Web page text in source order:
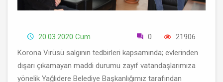
20.03.2020 Cum 0
21906
Korona Virüsü salgının tedbirleri kapsamında; evlerinden
dışarı çıkamayan maddi durumu zayıf vatandaşlarımıza
yönelik Yağlıdere Belediye Başkanlığımız tarafından